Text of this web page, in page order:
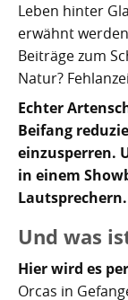
Leben hinter
erwähnt
Beiträge zum
Natur?
Echter
Beifang
einzusperren.
in einem
Lautsprechern.
Und was
Hier wird es
Orcas in